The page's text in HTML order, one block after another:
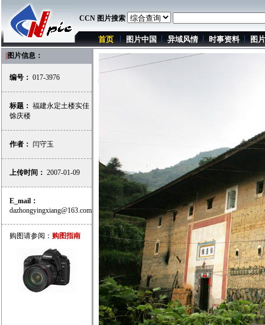
CCN 图片搜索
首页 图片中国 异域风情 时事资料 图
图片信息：
编号： 017-3976
标题： 福建永定土楼实佳
馀庆楼
作者： 闫守玉
上传时间： 2007-01-09
E_mail：
dazhongyingxiang@163.com
购图请参阅： 购图指南